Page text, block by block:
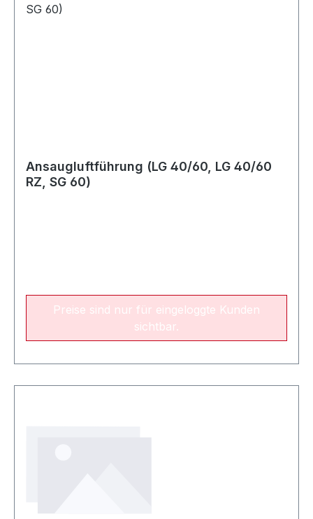
Ansaugluftführung (LG 40/60, LG 40/60
RZ, SG 60)
Preise sind nur für eingeloggte Kunden
sichtbar.